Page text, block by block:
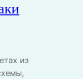
из